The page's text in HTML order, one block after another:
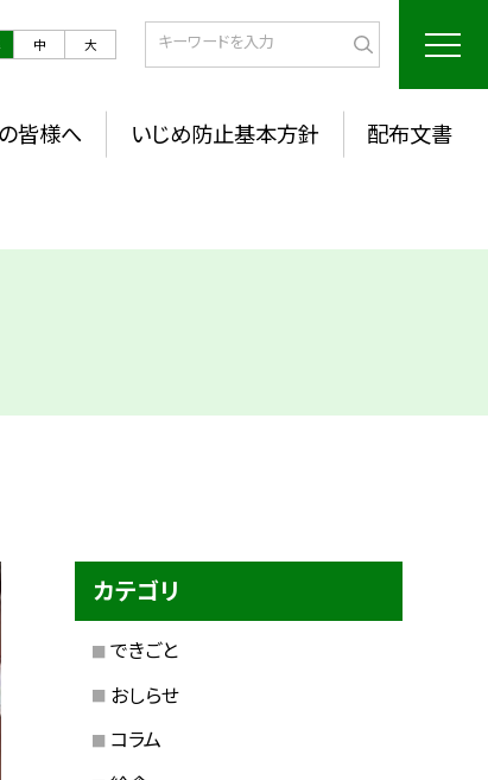
中 大
皆様へ いじめ防止基本方針 配布文書
カテゴリ
できごと
おしらせ
コラム